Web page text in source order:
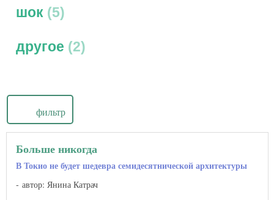
шок 5
другое 2
фильтр
Больше никогда
В Токио не будет шедевра семидесятнической архитектуры
автор: Янина Катрач